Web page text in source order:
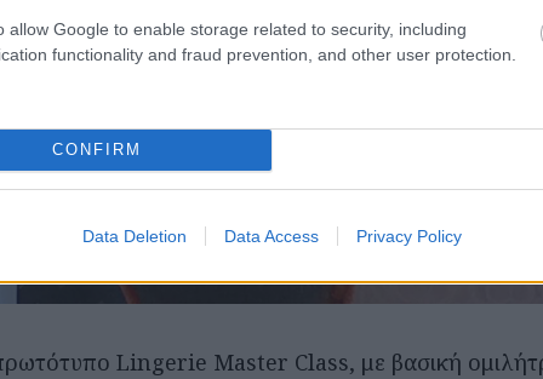
allow Google to enable storage related to security, including
functionality and fraud prevention, and other user protection.
CONFIRM
Data Deletion Data Access Privacy Policy
Lingerie Master Class, με βασική